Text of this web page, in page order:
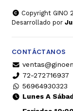
Copyright GINO
Desarrollado por
CONTÁCTANOS
72-272716937
56964930323
Lunes A